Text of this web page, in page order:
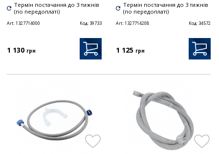
Термін постачання до 3 тижнів
(по передоплаті)
Art:1327714000 Код: 39733
1 130 грн
Термін постачання до 3 тижнів
(по передоплаті)
Art:1327714208 Код: 34572
1 125 грн